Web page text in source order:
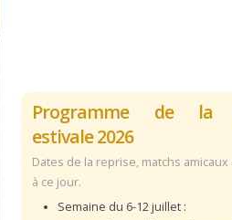
Programme de la
estivale 2026
Dates de la reprise, matchs
à ce jour.
Semaine du 6-12 juillet :